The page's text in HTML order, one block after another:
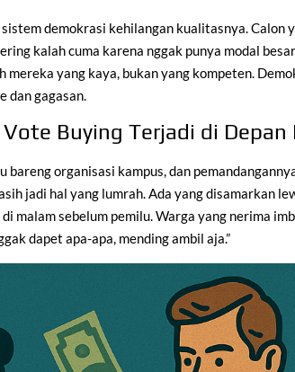
demokrasi kehilangan kualitasnya. Calon
kalah cuma karena nggak punya modal
yang kaya, bukan yang kompeten.
dan gagasan.
Buying Terjadi di Depan
bareng organisasi kampus, dan
jadi hal yang lumrah. Ada yang disamarkan
malam sebelum pemilu. Warga yang nerima
dapet apa-apa, mending ambil aja.”